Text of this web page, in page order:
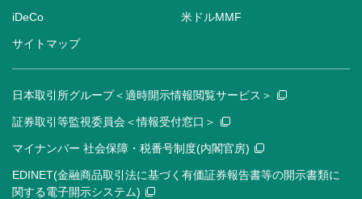
iDeCo 米ドルMMF
サイトマップ
日本取引所グループ＜適時開示情報閲覧サービス＞
証券取引等監視委員会＜情報受付窓口＞
マイナンバー 社会保障・税番号制度(内閣官房)
EDINET(金融商品取引法に基づく有価証券報告書等の開示書類に
関する電子開示システム)